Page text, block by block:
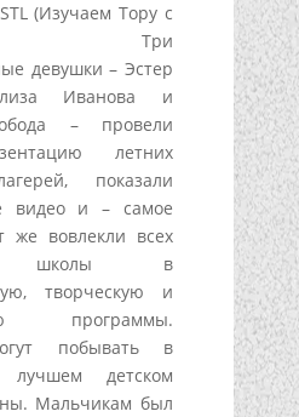
(Изучаем Тору с
Три
девушки – Эстер
Иванова и
– провели
летних
показали
видео и – самое
же вовлекли всех
школы в
творческую и
программы.
побывать в
детском
Мальчикам был